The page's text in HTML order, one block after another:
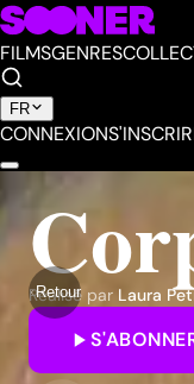
FILMSGENRES
FR
CONNEXION
Retour
Réalisé par Laura